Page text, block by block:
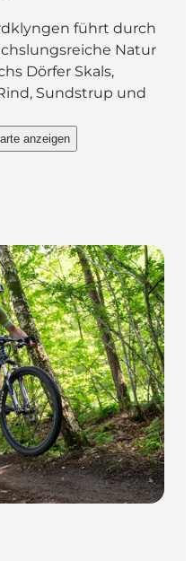
führt durch
Natur
Dörfer Skals,
Sundstrup und
anzeigen
Fjordklyngen on_map